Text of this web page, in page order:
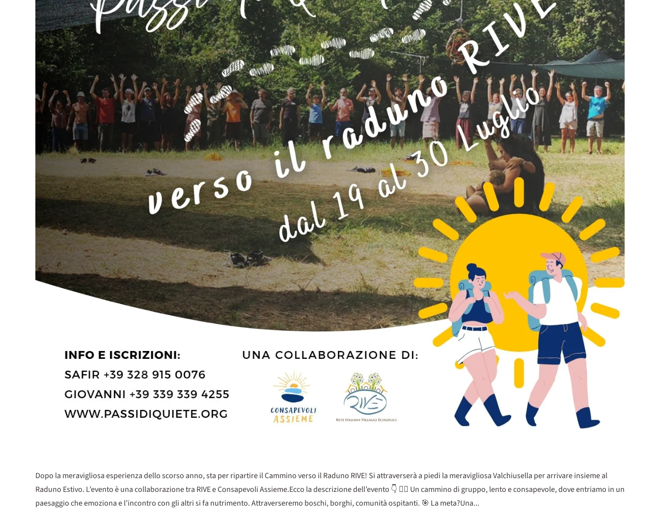
Dopo la meravigliosa esperienza dello scorso anno, sta per ripartire il Cammino verso il Raduno RIVE! Si attraverserà a piedi la meravigliosa Valchiusella per arrivare insieme al
Raduno Estivo. L’evento è una collaborazione tra RIVE e Consapevoli Assieme.Ecco la descrizione dell’evento 👇 🚶‍♀️ Un cammino di gruppo, lento e consapevole, dove entriamo in un
paesaggio che emoziona e l’incontro con gli altri si fa nutrimento. Attraverseremo boschi, borghi, comunità ospitanti. 🎯 La meta?Una...